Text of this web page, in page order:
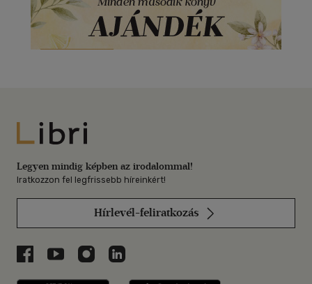
Libri
Legyen mindig képben az irodalommal!
Iratkozzon fel legfrissebb híreinkért!
Hírlevél-feliratkozás
Libri a Facebookon
Libri a Youtube-on
Libri az Instagramon
Libri a LinkedInen